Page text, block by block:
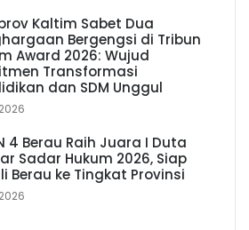
Kaltim Sabet Dua
Bergengsi di Tribun
Award 2026: Wujud
Transformasi
dan SDM Unggul
4 Berau Raih Juara I Duta
Sadar Hukum 2026, Siap
Berau ke Tingkat Provinsi